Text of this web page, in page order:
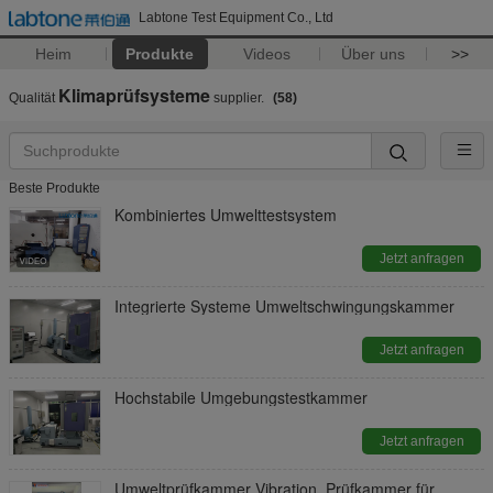
Labtone Test Equipment Co., Ltd
Heim Produkte Videos Über uns >>
Qualität Klimaprüfsysteme supplier. (58)
Beste Produkte
Kombiniertes Umwelttestsystem
Jetzt anfragen
Integrierte Systeme Umweltschwingungskammer
Jetzt anfragen
Hochstabile Umgebungstestkammer
Jetzt anfragen
Umweltprüfkammer Vibration, Prüfkammer für